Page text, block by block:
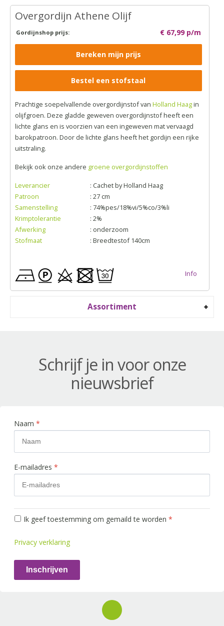
Assortiment
Overgordijn Athene Olijf
Gordijnshop prijs: € 67,99 p/m
Bereken mijn prijs
Bestel een stofstaal
Prachtige soepelvallende overgordijnstof van Holland Haagin
olijfgroen. Deze gladde geweven overgordijnstof heeft een
lichte glans en is voorzien van een ingeweven mat vervaagd
barokpatroon. Door de lichte glans heeft het gordijn een rijke
uitstraling.
Bekijk ook onze andere groene overgordijnstoffen
Leverancier
: Cachet by Holland Haag
Patroon
: 27 cm
Samenstelling
: 74%pes/18%vi/5%co/3%li
Krimptolerantie
: 2%
Afwerking
: onderzoom
Stofmaat
: Breedtestof 140cm
Info
Schrijf je in voor onze
nieuwsbrief
Naam *
E-mailadres *
Ik geef toestemming om gemaild te worden *
Privacy verklaring
Inschrijven